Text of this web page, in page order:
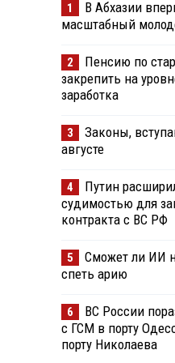
1
В Абхазии
масштабный
2
Пенсию по
закрепить на
заработка
3
Законы,
августе
4
Путин
судимостью для
контракта с ВС РФ
5
Сможет ли ИИ
спеть арию
6
ВС России
с ГСМ в порту
порту Николаева